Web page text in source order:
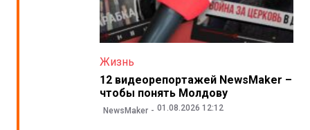
Жизнь
12 видеорепортажей NewsMaker –
чтобы понять Молдову
NewsMaker 01.08.2026 12:12